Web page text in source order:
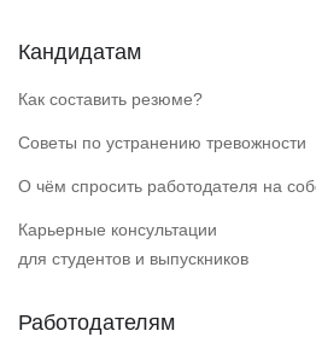
Кандидатам
Как составить резюме?
Советы по устранению тревожности
О чём спросить работодателя на
Карьерные консультации
для студентов и выпускников
Работодателям